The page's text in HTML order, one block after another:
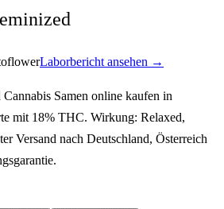
Laborbericht ansehen →
Samen online kaufen in
mit 18% THC. Wirkung: Relaxed,
Versand nach Deutschland, Österreich